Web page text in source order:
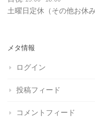
土曜日定休（その他お休
メタ情報
ログイン
投稿フィード
コメントフィード